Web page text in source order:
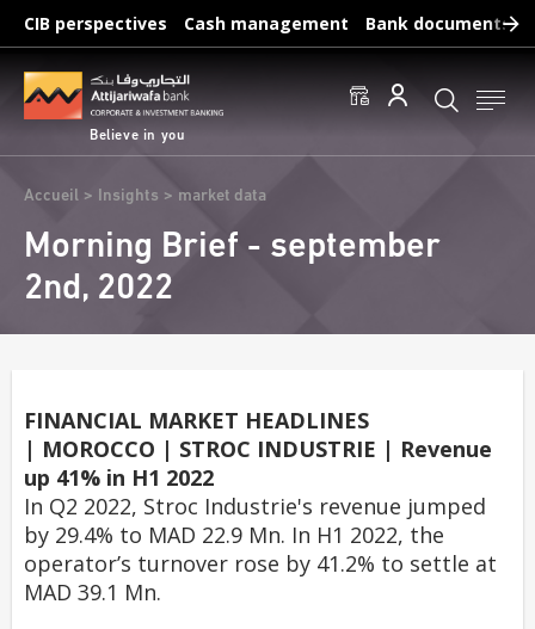
Skip
main
content
CIB perspectives Cash management Bank documents
Believe in you
Breadcrumb
Accueil Insights market data
Morning Brief - september
2nd, 2022
FINANCIAL MARKET HEADLINES
| MOROCCO | STROC INDUSTRIE | Revenue
up 41% in H1 2022
In Q2 2022, Stroc Industrie's revenue jumped
by 29.4% to MAD 22.9 Mn. In H1 2022, the
operator’s turnover rose by 41.2% to settle at
MAD 39.1 Mn.
Frequent searches :
Access to accounts Make a transfert Edit a RIB